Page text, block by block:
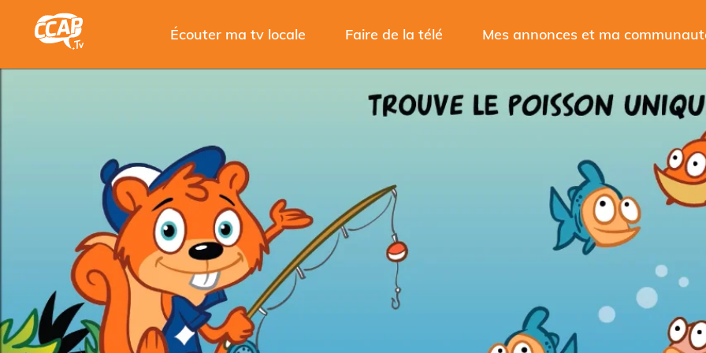
Écouter ma tv locale Faire de la télé Mes annonces et ma